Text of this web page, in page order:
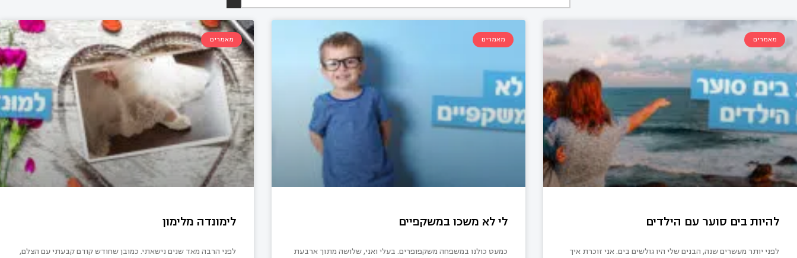
מאמרים
להיות בים סוער עם הילדים
לפני יותר מעשרים שנה, הבנים שלי היו גולשים בים. אני זוכרת איך
מאמרים
לי לא משכו במשקפיים
כמעט כולנו במשפחה משקפופרים. בעלי ואני, שלושה מתוך ארבעת
מאמרים
לימונדה מלימון
לפני הרבה מאד שנים נישאתי. כמובן שחודש קודם קבעתי עם הצלם,